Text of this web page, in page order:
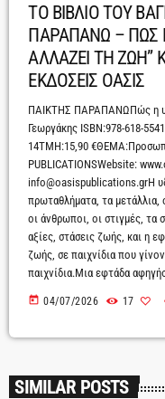
ΤΟ ΒΙΒΛΙΟ ΤΟΥ
ΠΑΡΑΠΑΝΩ – ΠΩΣ
ΑΛΛΑΖΕΙ ΤΗ ΖΩΗ”
ΕΚΔΟΣΕΙΣ ΟΑΣΙΣ
ΠΑΙΚΤΗΣ ΠΑΡΑΠΑΝΩΠώς η
Γεωργάκης ISBN:978-618-
14ΤΜΗ:15,90
PUBLICATIONSWebsite:
info@oasispublications.grΗ
πρωταθλήματα, τα μετάλλια,
οι άνθρωποι, οι στιγμές, τα
αξίες, στάσεις ζωής, και η
ζωής, σε παιχνίδια που
παιχνίδια.Μια εφτάδα
today 04/07/2026 17
SIMILAR POSTS